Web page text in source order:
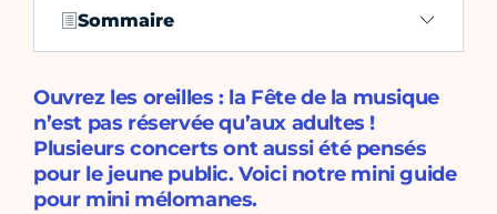
Sommaire
Ouvrez les oreilles : la Fête de la musique
n’est pas réservée qu’aux adultes !
Plusieurs concerts ont aussi été pensés
pour le jeune public. Voici notre mini guide
pour mini mélomanes.